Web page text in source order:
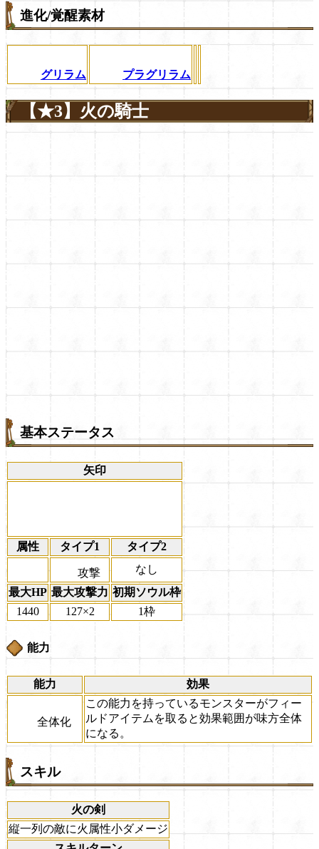
進化/覚醒素材
グリラム プラグリラム
【★3】火の騎士
基本ステータス
矢印
属性 タイプ1 タイプ2
攻撃
なし
最大HP 最大攻撃力 初期ソウル枠
1440
127×2 1枠
能力
能力 効果
全体化
この能力を持っているモンスターがフィー
ルドアイテムを取ると効果範囲が味方全体
になる。
スキル
火の剣
縦一列の敵に火属性小ダメージ